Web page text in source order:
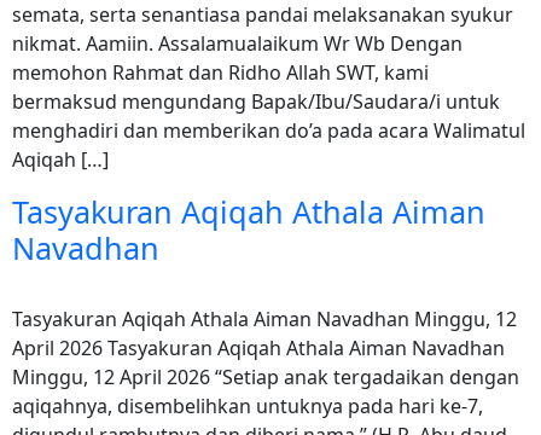
semata, serta senantiasa pandai melaksanakan syukur
nikmat. Aamiin. Assalamualaikum Wr Wb Dengan
memohon Rahmat dan Ridho Allah SWT, kami
bermaksud mengundang Bapak/Ibu/Saudara/i untuk
menghadiri dan memberikan do’a pada acara Walimatul
Aqiqah […]
Tasyakuran Aqiqah Athala Aiman
Navadhan
Tasyakuran Aqiqah Athala Aiman Navadhan Minggu, 12
April 2026 Tasyakuran Aqiqah Athala Aiman Navadhan
Minggu, 12 April 2026 “Setiap anak tergadaikan dengan
aqiqahnya, disembelihkan untuknya pada hari ke-7,